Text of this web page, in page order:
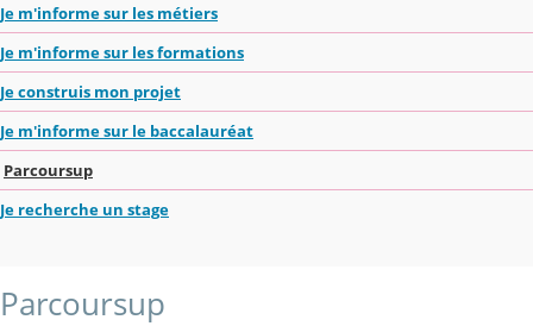
Je m'informe sur les métiers
Je m'informe sur les formations
Je construis mon projet
Je m'informe sur le baccalauréat
Parcoursup
Je recherche un stage
Parcoursup